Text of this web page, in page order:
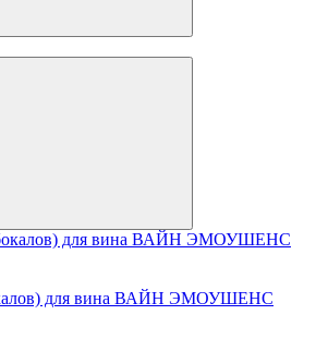
для вина ВАЙН ЭМОУШЕНС